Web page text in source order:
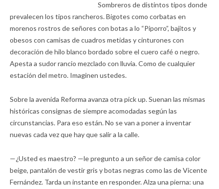
Sombreros de distintos tipos donde
prevalecen los tipos rancheros. Bigotes como corbatas en
morenos rostros de señores con botas a lo “Piporro”, bajitos y
obesos con camisas de cuadros metidas y cinturones con
decoración de hilo blanco bordado sobre el cuero café o negro.
Apesta a sudor rancio mezclado con lluvia. Como de cualquier
estación del metro. Imaginen ustedes.
Sobre la avenida Reforma avanza otra pick up. Suenan las mismas
históricas consignas de siempre acomodadas según las
circunstancias. Para eso están. No se van a poner a inventar
nuevas cada vez que hay que salir a la calle.
—¿Usted es maestro? —le pregunto a un señor de camisa color
beige, pantalón de vestir gris y botas negras como las de Vicente
Fernández. Tarda un instante en responder. Alza una pierna: una